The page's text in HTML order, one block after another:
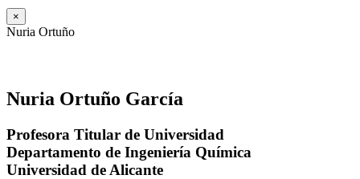
×
Nuria Ortuño
Nuria Ortuño García
Profesora Titular de Universidad
Departamento de Ingeniería Química
Universidad de Alicante